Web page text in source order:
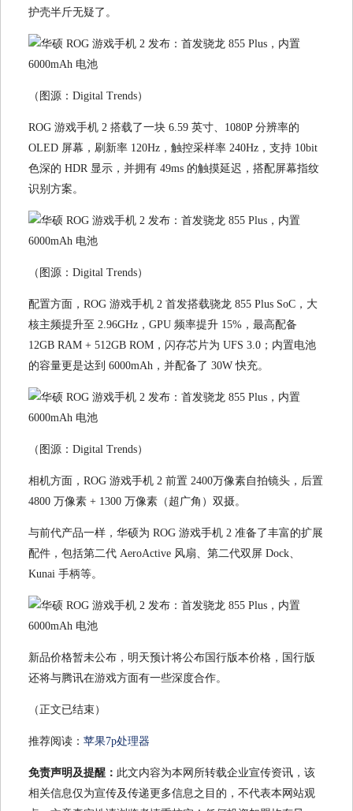
护壳半斤无疑了。
（图源：Digital Trends）
ROG 游戏手机 2 搭载了一块 6.59 英寸、1080P 分辨率的
OLED 屏幕，刷新率 120Hz，触控采样率 240Hz，支持 10bit
色深的 HDR 显示，并拥有 49ms 的触摸延迟，搭配屏幕指纹
识别方案。
（图源：Digital Trends）
配置方面，ROG 游戏手机 2 首发搭载骁龙 855 Plus SoC，大
核主频提升至 2.96GHz，GPU 频率提升 15%，最高配备
12GB RAM + 512GB ROM，闪存芯片为 UFS 3.0；内置电池
的容量更是达到 6000mAh，并配备了 30W 快充。
（图源：Digital Trends）
相机方面，ROG 游戏手机 2 前置 2400万像素自拍镜头，后置
4800 万像素 + 1300 万像素（超广角）双摄。
与前代产品一样，华硕为 ROG 游戏手机 2 准备了丰富的扩展
配件，包括第二代 AeroActive 风扇、第二代双屏 Dock、
Kunai 手柄等。
新品价格暂未公布，明天预计将公布国行版本价格，国行版
还将与腾讯在游戏方面有一些深度合作。
（正文已结束）
推荐阅读： 苹果7p处理器
免责声明及提醒： 此文内容为本网所转载企业宣传资讯，该
相关信息仅为宣传及传递更多信息之目的，不代表本网站观